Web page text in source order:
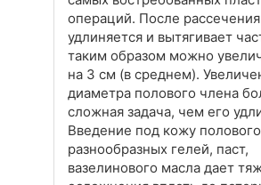
операций. После рассечения
удлиняется и вытягивает
таким образом можно
на 3 см (в среднем).
диаметра полового члена
сложная задача, чем его
Введение под кожу
разнообразных гелей, паст,
вазелинового масла дает